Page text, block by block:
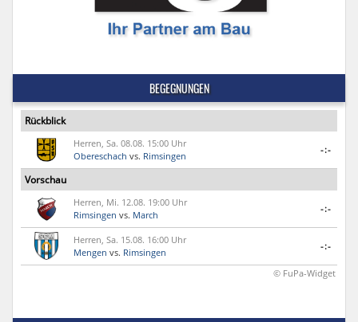
BEGEGNUNGEN
Rückblick
Herren, Sa. 08.08. 15:00 Uhr
Obereschach vs. Rimsingen
-:-
Vorschau
Herren, Mi. 12.08. 19:00 Uhr
Rimsingen vs. March
-:-
Herren, Sa. 15.08. 16:00 Uhr
Mengen vs. Rimsingen
-:-
© FuPa-Widget